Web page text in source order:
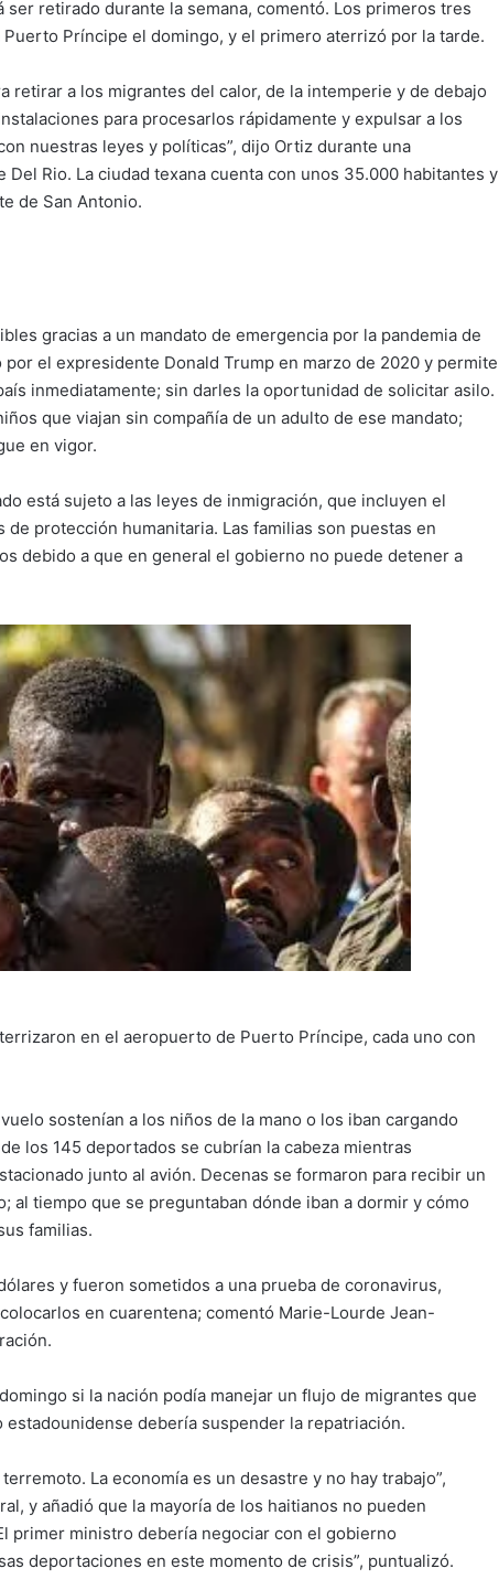
retirado durante la semana, comentó. Los primeros tres
Príncipe el domingo, y el primero aterrizó por la tarde.
retirar a los migrantes del calor, de la intemperie y de debajo
para procesarlos rápidamente y expulsar a los
nuestras leyes y políticas”, dijo Ortiz durante una
Rio. La ciudad texana cuenta con unos 35.000 habitantes y
de San Antonio.
gracias a un mandato de emergencia por la pandemia de
el expresidente Donald Trump en marzo de 2020 y permite
inmediatamente; sin darles la oportunidad de solicitar asilo.
que viajan sin compañía de un adulto de ese mandato;
en vigor.
está sujeto a las leyes de inmigración, que incluyen el
protección humanitaria. Las familias son puestas en
debido a que en general el gobierno no puede detener a
en el aeropuerto de Puerto Príncipe, cada uno con
sostenían a los niños de la mano o los iban cargando
los 145 deportados se cubrían la cabeza mientras
junto al avión. Decenas se formaron para recibir un
al tiempo que se preguntaban dónde iban a dormir y cómo
familias.
y fueron sometidos a una prueba de coronavirus,
en cuarentena; comentó Marie-Lourde Jean-
si la nación podía manejar un flujo de migrantes que
debería suspender la repatriación.
La economía es un desastre y no hay trabajo”,
y añadió que la mayoría de los haitianos no pueden
primer ministro debería negociar con el gobierno
deportaciones en este momento de crisis”, puntualizó.